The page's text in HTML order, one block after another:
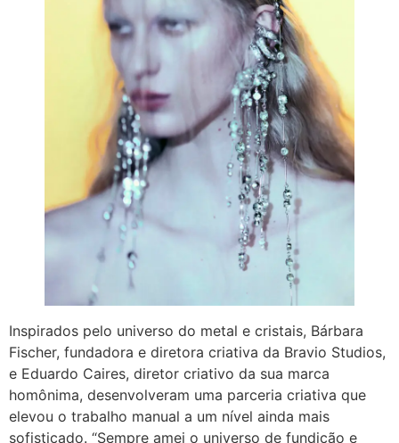
Inspirados pelo universo do metal e cristais, Bárbara
Fischer, fundadora e diretora criativa da Bravio Studios,
e Eduardo Caires, diretor criativo da sua marca
homônima, desenvolveram uma parceria criativa que
elevou o trabalho manual a um nível ainda mais
sofisticado. “Sempre amei o universo de fundição e